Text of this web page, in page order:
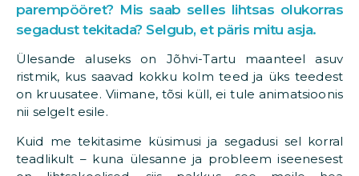
parempööret? Mis saab selles lihtsas olukorras
segadust tekitada? Selgub, et päris mitu asja.
Ülesande aluseks on Jõhvi-Tartu maanteel asuv
ristmik, kus saavad kokku kolm teed ja üks teedest
on kruusatee. Viimane, tõsi küll, ei tule animatsioonis
nii selgelt esile.
Kuid me tekitasime küsimusi ja segadusi sel korral
teadlikult – kuna ülesanne ja probleem iseenesest